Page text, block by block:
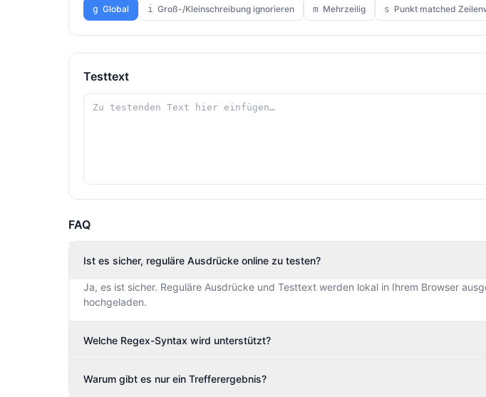
g Global i Groß-/Kleinschreibung ignorieren m Mehrzeilig s Punkt matched
Testtext
FAQ
Ist es sicher, reguläre Ausdrücke online zu testen?
Ja, es ist sicher. Reguläre Ausdrücke und Testtext werden lokal in Ihrem Browser
hochgeladen.
Welche Regex-Syntax wird unterstützt?
Warum gibt es nur ein Trefferergebnis?